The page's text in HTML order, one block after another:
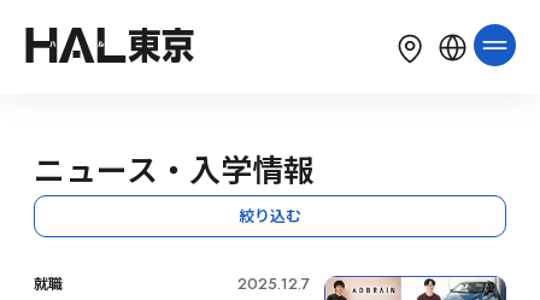
LANGUAGE
한국어 Tiếng Việt
ニュース・入学情報
絞り込む
就職
2025.12.7